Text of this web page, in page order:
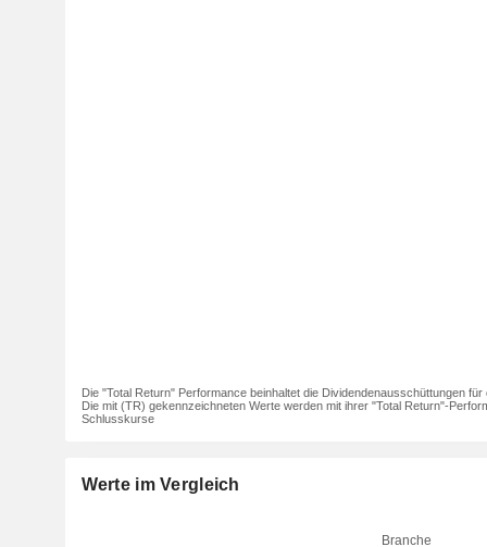
Die "Total Return" Performance beinhaltet die Dividendenausschüttungen
Die mit (TR) gekennzeichneten Werte werden mit ihrer "Total Return"-
Schlusskurse
Werte im Vergleich
Branche